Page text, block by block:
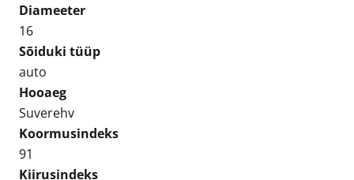
Diameeter
16
Sõiduki tüüp
auto
Hooaeg
Suverehv
Koormusindeks
91
Kiirusindeks